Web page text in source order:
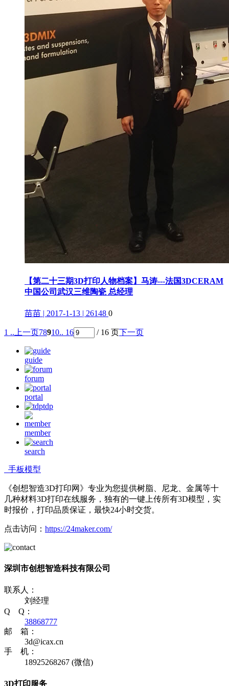
【第二十三期3D打印人物档案】马涛---法国3DCERAM
中国公司武汉三维陶瓷 总经理
苗苗 | 2017-1-13 | 26148 0
1 .. 上一页78910.. 16 / 16 页下一页
guide
forum
portal
tdp
member
search
手板模型
《创想智造3D打印网》专业为您提供树脂、尼龙、金属等十
几种材料3D打印在线服务，独有的一键上传所有3D模型，实
时报价，打印品质保证，最快24小时交货。
点击访问： https://24maker.com/
深圳市创想智造科技有限公司
联系人：
刘经理
Q Q：
38868777
邮 箱：
3d@icax.cn
手 机：
18925268267 (微信)
3D打印服务